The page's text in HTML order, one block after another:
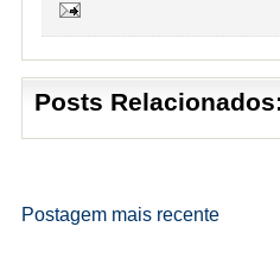
Posts
Postagem mais recente